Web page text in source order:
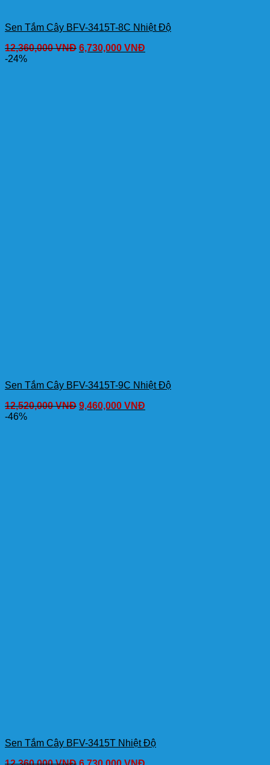
Sen Tắm Cây BFV-3415T-8C Nhiệt Độ
12,360,000VNĐ 6,730,000 VNĐ
-24%
Sen Tắm Cây BFV-3415T-9C Nhiệt Độ
12,520,000VNĐ 9,460,000 VNĐ
-46%
Sen Tắm Cây BFV-3415T Nhiệt Độ